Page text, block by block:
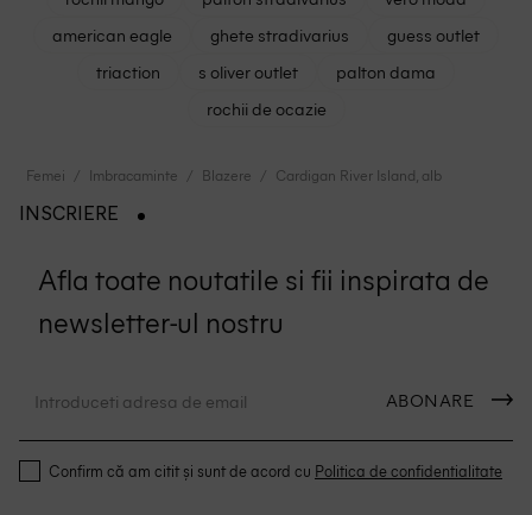
american eagle
ghete stradivarius
guess outlet
triaction
s oliver outlet
palton dama
rochii de ocazie
Femei Imbracaminte Blazere Cardigan River Island, alb
INSCRIERE
Afla toate noutatile si fii inspirata de
newsletter-ul nostru
ABONARE
Confirm că am citit și sunt de acord cu Politica de confidentialitate